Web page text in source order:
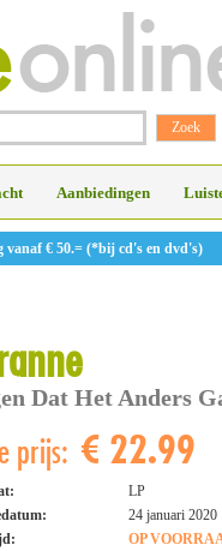
Aanbiedingen
vanaf € 50.= (*bij cd's en dvd's)
Dat Het Anders
prijs: € 22.99
LP
24 januari 2020
OP